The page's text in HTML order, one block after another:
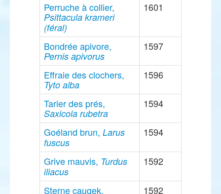
Perruche à collier,
Psittacula krameri
(féral)
1601
Bondrée apivore,
Pernis apivorus
1597
Effraie des clochers,
Tyto alba
1596
Tarier des prés,
Saxicola rubetra
1594
Goéland brun, Larus
fuscus
1594
Grive mauvis, Turdus
iliacus
1592
Sterne caugek, 1592